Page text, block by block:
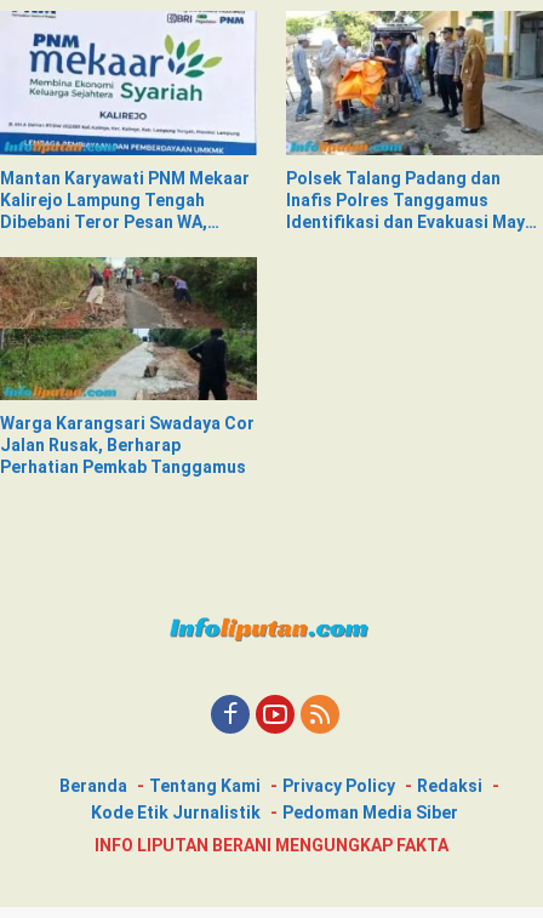
Nad
Mantan Karyawati PNM Mekaar
Kalirejo Lampung Tengah
Dibebani Teror Pesan WA,
Polsek Talang Padang dan
Inafis Polres Tanggamus
Identifikasi dan Evakuasi Mayat
Warga Karangsari Swadaya Cor
Jalan Rusak, Berharap
Perhatian Pemkab Tanggamus
Beranda Tentang Kami Privacy Policy
Redaksi
Kode Etik Jurnalistik
Pedoman Media Siber
INFO LIPUTAN BERANI MENGUNGKAP FAKTA